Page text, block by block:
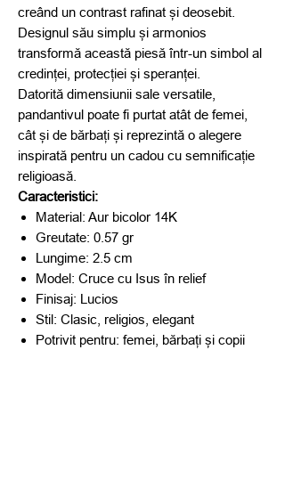
creând un contrast rafinat și deosebit.
Designul său simplu și armonios
transformă această piesă într-un simbol al
credinței, protecției și speranței.
Datorită dimensiunii sale versatile,
pandantivul poate fi purtat atât de femei,
cât și de bărbați și reprezintă o alegere
inspirată pentru un cadou cu semnificație
religioasă.
Caracteristici:
Material: Aur bicolor 14K
Greutate: 0.57 gr
Lungime: 2.5 cm
Model: Cruce cu Isus în relief
Finisaj: Lucios
Stil: Clasic, religios, elegant
Potrivit pentru: femei, bărbați și copii